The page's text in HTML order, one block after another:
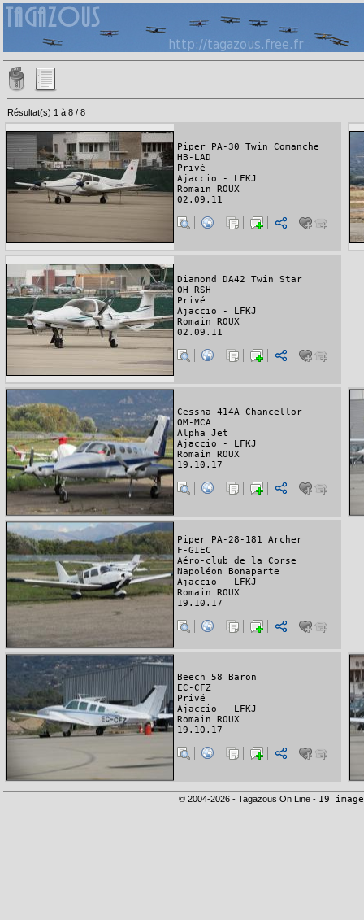
Résultat(s) 1 à 8 / 8
Piper PA-30 Twin Comanche
HB-LAD
Privé
Ajaccio - LFKJ
Romain ROUX
02.09.11
Diamond DA42 Twin Star
OH-RSH
Privé
Ajaccio - LFKJ
Romain ROUX
02.09.11
Cessna 414A Chancellor
OM-MCA
Alpha Jet
Ajaccio - LFKJ
Romain ROUX
19.10.17
Piper PA-28-181 Archer
F-GIEC
Aéro-club de la Corse
Napoléon Bonaparte
Ajaccio - LFKJ
Romain ROUX
19.10.17
Beech 58 Baron
EC-CFZ
Privé
Ajaccio - LFKJ
Romain ROUX
19.10.17
© 2004-2026 - Tagazous On Line - 19